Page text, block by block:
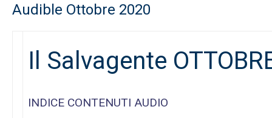
Audible Ottobre 2020
Il Salvagente
INDICE CONTENUTI AUDIO